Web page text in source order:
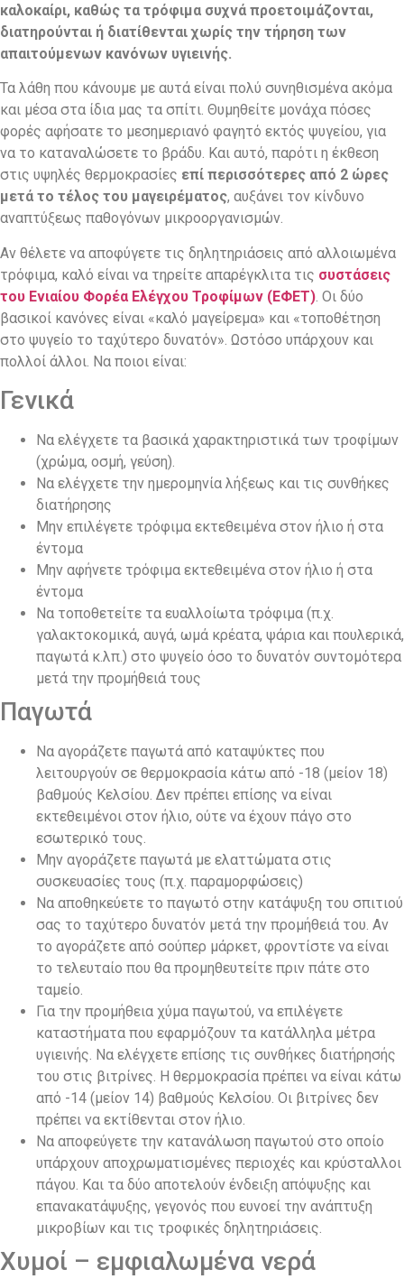
καλοκαίρι, καθώς τα τρόφιμα συχνά προετοιμάζονται,
διατηρούνται ή διατίθενται χωρίς την τήρηση των
απαιτούμενων κανόνων υγιεινής.
Τα λάθη που κάνουμε με αυτά είναι πολύ συνηθισμένα ακόμα
και μέσα στα ίδια μας τα σπίτι. Θυμηθείτε μονάχα πόσες
φορές αφήσατε το μεσημεριανό φαγητό εκτός ψυγείου, για
να το καταναλώσετε το βράδυ. Και αυτό, παρότι η έκθεση
στις υψηλές θερμοκρασίες επί περισσότερες από 2 ώρες
μετά το τέλος του μαγειρέματος, αυξάνει τον κίνδυνο
αναπτύξεως παθογόνων μικροοργανισμών.
Αν θέλετε να αποφύγετε τις δηλητηριάσεις από αλλοιωμένα
τρόφιμα, καλό είναι να τηρείτε απαρέγκλιτα τις συστάσεις
του Ενιαίου Φορέα Ελέγχου Τροφίμων (ΕΦΕΤ) . Οι δύο
βασικοί κανόνες είναι «καλό μαγείρεμα» και «τοποθέτηση
στο ψυγείο το ταχύτερο δυνατόν». Ωστόσο υπάρχουν και
πολλοί άλλοι. Να ποιοι είναι:
Γενικά
Να ελέγχετε τα βασικά χαρακτηριστικά των τροφίμων
(χρώμα, οσμή, γεύση).
Να ελέγχετε την ημερομηνία λήξεως και τις συνθήκες
διατήρησης
Μην επιλέγετε τρόφιμα εκτεθειμένα στον ήλιο ή στα
έντομα
Μην αφήνετε τρόφιμα εκτεθειμένα στον ήλιο ή στα
έντομα
Να τοποθετείτε τα ευαλλοίωτα τρόφιμα (π.χ.
γαλακτοκομικά, αυγά, ωμά κρέατα, ψάρια και πουλερικά,
παγωτά κ.λπ.) στο ψυγείο όσο το δυνατόν συντομότερα
μετά την προμήθειά τους
Παγωτά
Να αγοράζετε παγωτά από καταψύκτες που
λειτουργούν σε θερμοκρασία κάτω από -18 (μείον 18)
βαθμούς Κελσίου. Δεν πρέπει επίσης να είναι
εκτεθειμένοι στον ήλιο, ούτε να έχουν πάγο στο
εσωτερικό τους.
Μην αγοράζετε παγωτά με ελαττώματα στις
συσκευασίες τους (π.χ. παραμορφώσεις)
Να αποθηκεύετε το παγωτό στην κατάψυξη του σπιτιού
σας το ταχύτερο δυνατόν μετά την προμήθειά του. Αν
το αγοράζετε από σούπερ μάρκετ, φροντίστε να είναι
το τελευταίο που θα προμηθευτείτε πριν πάτε στο
ταμείο.
Για την προμήθεια χύμα παγωτού, να επιλέγετε
καταστήματα που εφαρμόζουν τα κατάλληλα μέτρα
υγιεινής. Να ελέγχετε επίσης τις συνθήκες διατήρησής
του στις βιτρίνες. Η θερμοκρασία πρέπει να είναι κάτω
από -14 (μείον 14) βαθμούς Κελσίου. Οι βιτρίνες δεν
πρέπει να εκτίθενται στον ήλιο.
Να αποφεύγετε την κατανάλωση παγωτού στο οποίο
υπάρχουν αποχρωματισμένες περιοχές και κρύσταλλοι
πάγου. Και τα δύο αποτελούν ένδειξη απόψυξης και
επανακατάψυξης, γεγονός που ευνοεί την ανάπτυξη
μικροβίων και τις τροφικές δηλητηριάσεις.
Χυμοί – εμφιαλωμένα νερά